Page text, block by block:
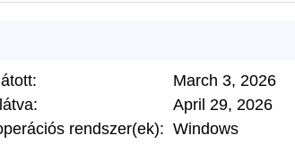
March 3, 2026
April 29, 2026
rendszer(ek): Windows